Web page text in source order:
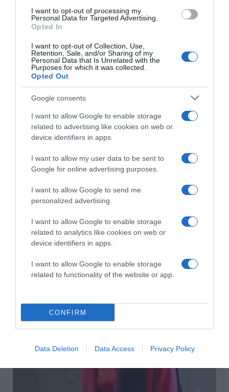
I want to opt-out of processing my
Personal Data for Targeted Advertising.
Opted In
I want to opt-out of Collection, Use,
Retention, Sale, and/or Sharing of my
Personal Data that Is Unrelated with the
Purposes for which it was collected.
Opted Out
Google consents
I want to allow Google to enable storage
related to advertising like cookies on web or
device identifiers in apps.
I want to allow my user data to be sent to
Google for online advertising purposes.
I want to allow Google to send me
personalized advertising.
I want to allow Google to enable storage
related to analytics like cookies on web or
device identifiers in apps.
I want to allow Google to enable storage
related to functionality of the website or app.
CONFIRM
Data Deletion Data Access Privacy Policy
2026-08-09.
Citromos tiramisu recept limoncellóval
Ha izzadsz, erre a 3 létfontosságú elemre van szükség